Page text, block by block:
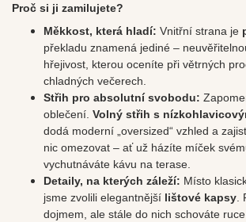
Proč si ji zamilujete?
Měkkost, která hladí: Vnitřní strana je
překladu znamená jediné –
hřejivost, kterou oceníte při větrných
chladných večerech.
Střih pro absolutní svobodu:
oblečení. Volný střih s
dodá moderní „oversized“ vzhled a
nic omezovat – ať už házíte míček
vychutnáváte kávu na terase.
Detaily, na kterých záleží: Místo
jsme zvolili elegantnější lištové kapsy.
dojmem, ale stále do nich schováte